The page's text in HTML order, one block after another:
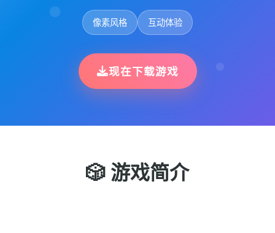
像素风格 互动体验
现在下载游戏
🎲 游戏简介